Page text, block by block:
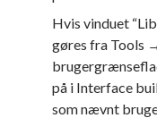
Hvis vinduet
gøres fra Tools
på i Interface
som nævnt